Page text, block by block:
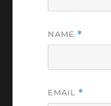
NAME *
EMAIL *